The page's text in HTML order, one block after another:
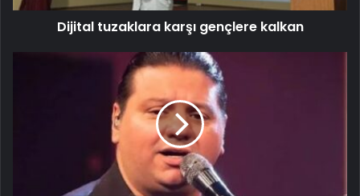
Dijital tuzaklara karşı gençlere kalkan